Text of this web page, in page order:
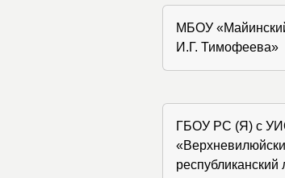
МБОУ
И.Г. Тимофеева»
ГБОУ РС (Я) с
республиканский